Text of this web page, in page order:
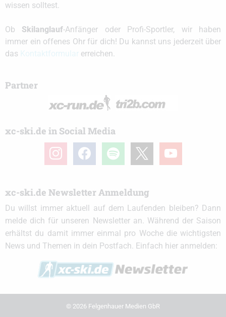
wissen solltest.
Ob Skilanglauf-Anfänger oder Profi-Sportler, wir haben
immer ein offenes Ohr für dich! Du kannst uns jederzeit über
das
erreichen.
Partner
xc-ski.de in Social Media
instagramfacebook spotify youtube
xc-ski.de Newsletter Anmeldung
Du willst immer aktuell auf dem Laufenden bleiben? Dann
melde dich für unseren Newsletter an. Während der Saison
erhältst du damit immer einmal pro Woche die wichtigsten
News und Themen in dein Postfach. Einfach hier anmelden:
© 2026 Felgenhauer Medien GbR